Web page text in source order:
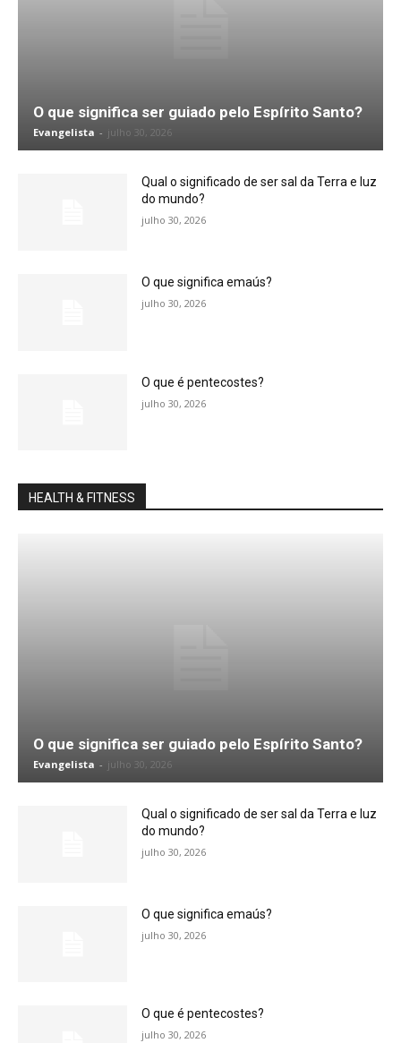
O que significa ser guiado pelo Espírito Santo?
Evangelista - julho 30, 2026
Qual o significado de ser sal da Terra e luz
do mundo?
julho 30, 2026
O que significa emaús?
julho 30, 2026
O que é pentecostes?
julho 30, 2026
HEALTH & FITNESS
O que significa ser guiado pelo Espírito Santo?
Evangelista - julho 30, 2026
Qual o significado de ser sal da Terra e luz
do mundo?
julho 30, 2026
O que significa emaús?
julho 30, 2026
O que é pentecostes?
julho 30, 2026